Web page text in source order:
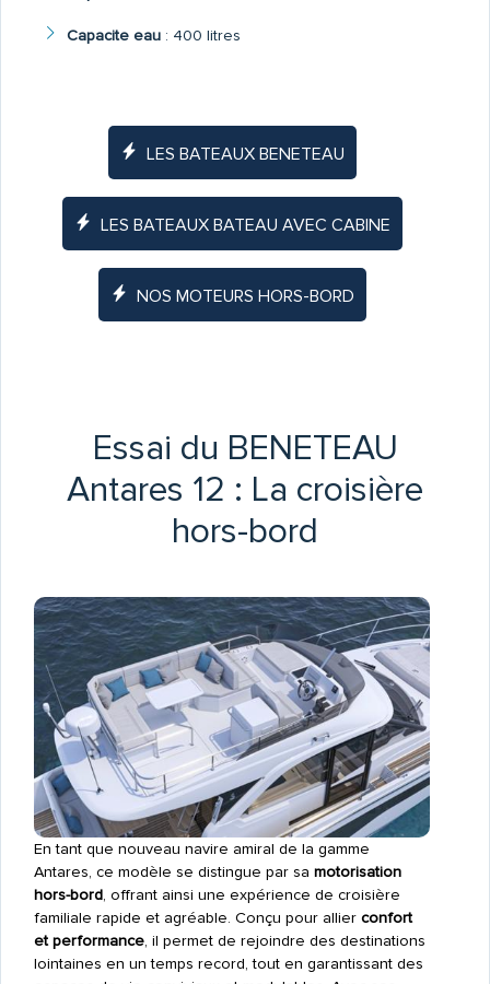
Capacite eau: 400 litres
LES BATEAUX BENETEAU
LES BATEAUX BATEAU AVEC CABINE
NOS MOTEURS HORS-BORD
Essai du BENETEAU
Antares 12 : La croisière
hors-bord
En tant que nouveau navire amiral de la gamme
Antares, ce modèle se distingue par sa motorisation
hors-bord, offrant ainsi une expérience de croisière
familiale rapide et agréable. Conçu pour allier confort
et performance, il permet de rejoindre des destinations
lointaines en un temps record, tout en garantissant des